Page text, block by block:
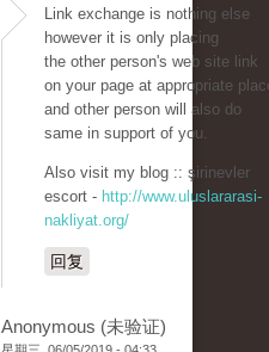
Link exchange is nothing else
however it is only placing
the other person's web site link
on your page at appropriate
and other person will also do
same in support of you.
Also visit my blog :: şirinevler
escort - http://www.uluslararasi-
nakliyat.org/
回复
Anonymous (未验证)